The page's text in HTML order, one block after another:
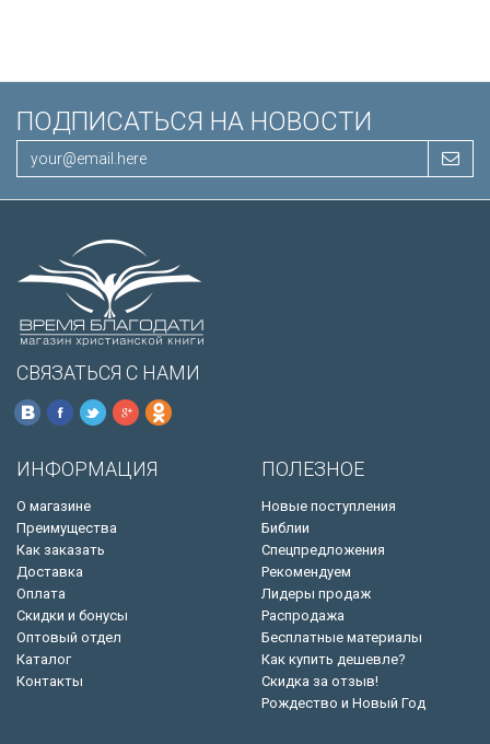
ПОДПИСАТЬСЯ НА НОВОСТИ
СВЯЗАТЬСЯ С НАМИ
ИНФОРМАЦИЯ
О магазине
Преимущества
Как заказать
Доставка
Оплата
Скидки и бонусы
Оптовый отдел
Каталог
Контакты
ПОЛЕЗНОЕ
Новые поступления
Библии
Спецпредложения
Рекомендуем
Лидеры продаж
Распродажа
Бесплатные материалы
Как купить дешевле?
Скидка за отзыв!
Рождество и Новый Год